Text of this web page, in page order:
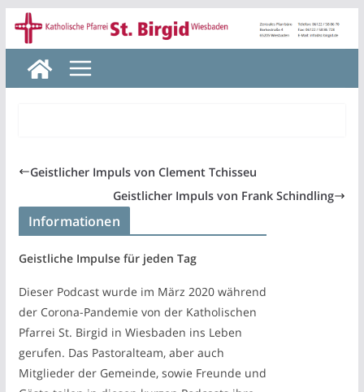
Zum
Inhalt
springen
Geistlicher Impuls von Clement Tchisseu
Geistlicher Impuls von Frank Schindling
Informationen
Geistliche Impulse für jeden Tag
Dieser Podcast wurde im März 2020 während
der Corona-Pandemie von der Katholischen
Pfarrei St. Birgid in Wiesbaden ins Leben
gerufen. Das Pastoralteam, aber auch
Mitglieder der Gemeinde, sowie Freunde und